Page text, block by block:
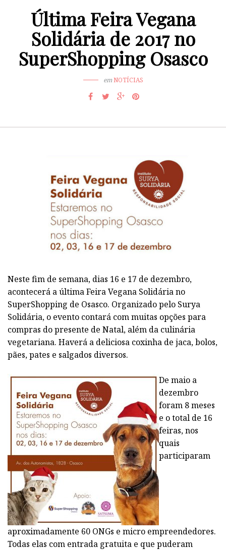
Última Feira Vegana
Solidária de 2017 no
SuperShopping Osasco
emNOTÍCIAS
Neste fim de semana, dias 16 e 17 de dezembro,
acontecerá a última Feira Vegana Solidária no
SuperShopping de Osasco. Organizado pelo Surya
Solidária, o evento contará com muitas opções para
compras do presente de Natal, além da culinária
vegetariana. Haverá a deliciosa coxinha de jaca, bolos,
pães, pates e salgados diversos.
De maio a
dezembro
foram 8 meses
e o total de 16
feiras, nos
quais
participaram
aproximadamente 60 ONGs e micro empreendedores.
Todas elas com entrada gratuita e que puderam